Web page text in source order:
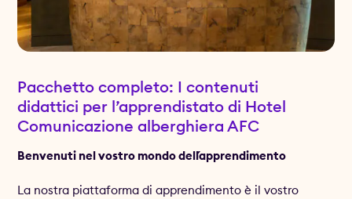
Pacchetto completo: I contenuti
didattici per l’apprendistato di Hotel
Comunicazione alberghiera AFC
Benvenuti nel vostro mondo dell´apprendimento
La nostra piattaforma di apprendimento è il vostro